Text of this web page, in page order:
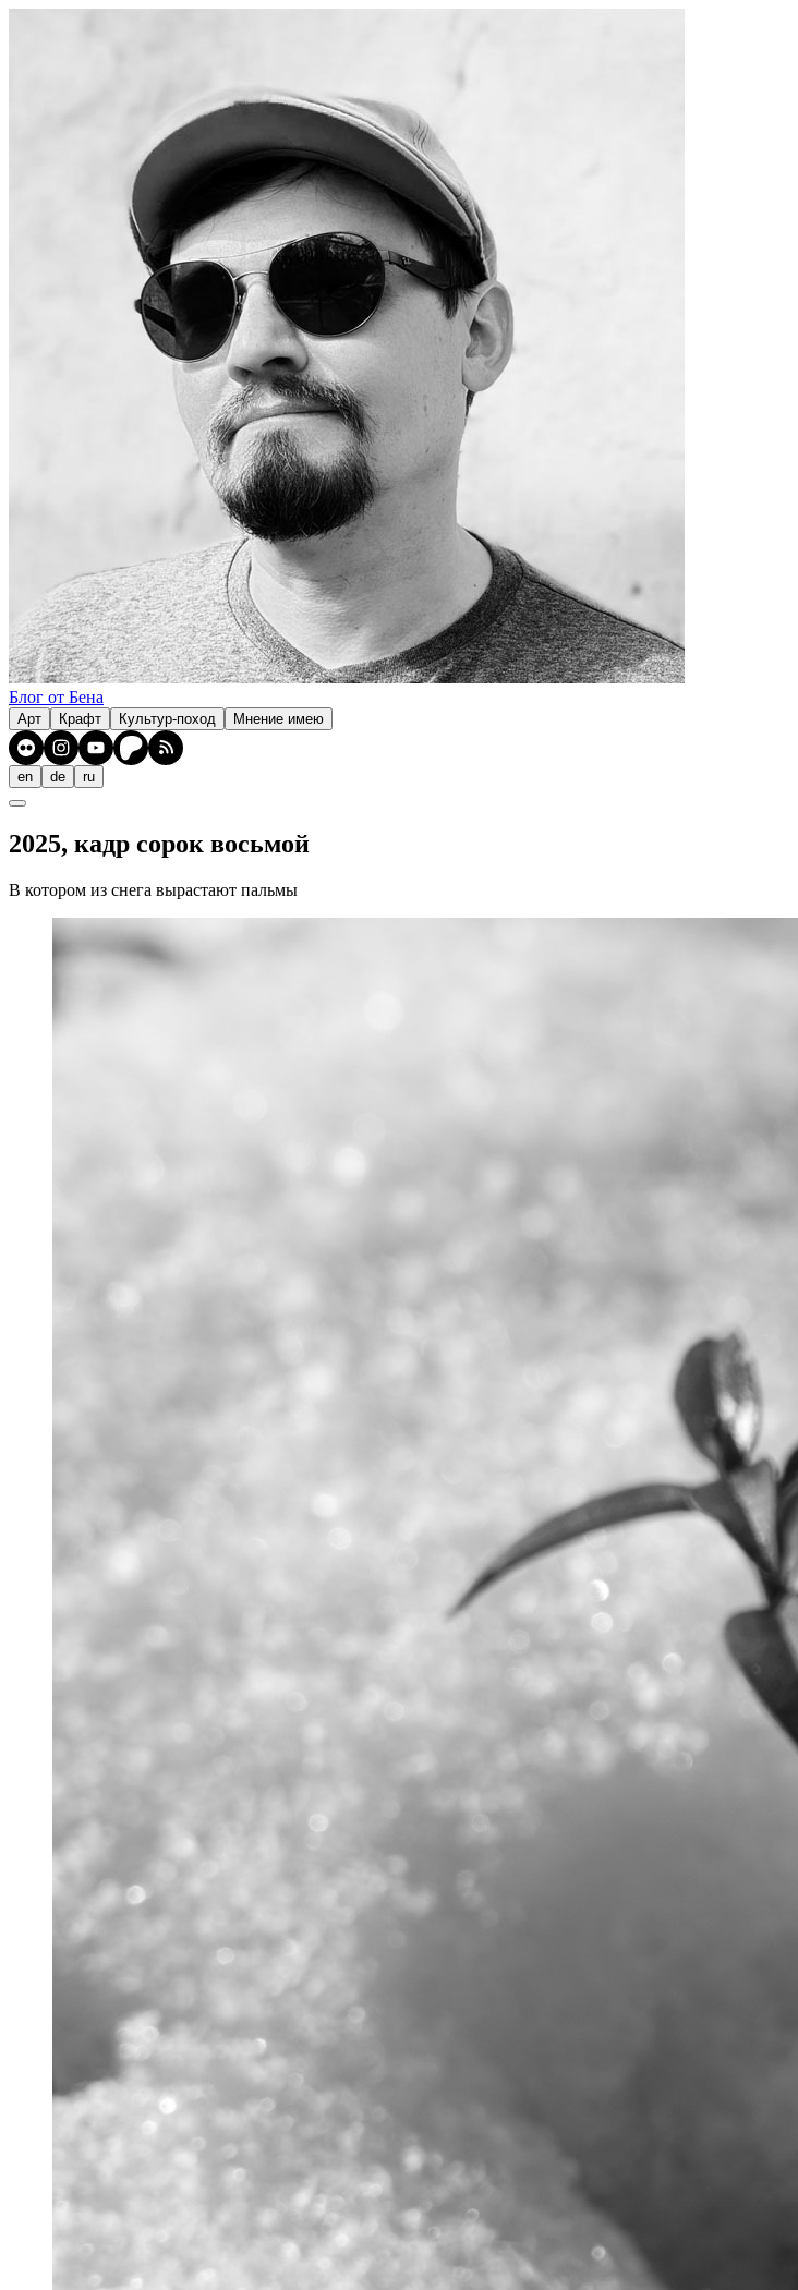
Блог от Бена
Арт Крафт Культур-поход Мнение имею
en de ru
2025, кадр сорок восьмой
В котором из снега вырастают пальмы